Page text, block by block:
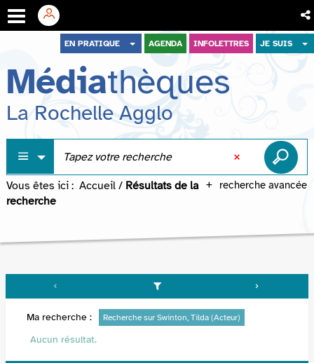
menu
contenu
recherche
EN PRATIQUE AGENDA INFOLETTRES JE SUIS
Médiathèques
La Rochelle Agglo
recherche avancée
Vous êtes ici : Accueil / Résultats de la
recherche
Ma recherche : Recherche sur Swinton, Tilda (Acteur)
Aucun résultat.